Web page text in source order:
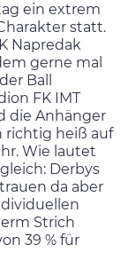
ein extrem
statt.
Napredak
gerne mal
Ball
FK IMT
die Anhänger
richtig heiß auf
Wie lautet
Derbys
da aber
Strich
39 % für